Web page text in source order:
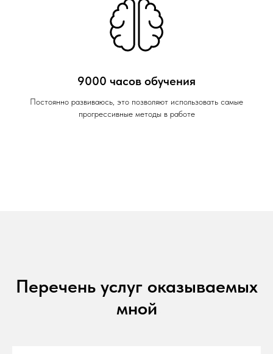
9000 часов обучения
Постоянно развиваюсь, это позволяют использовать самые
прогрессивные методы в работе
Перечень услуг оказываемых
мной